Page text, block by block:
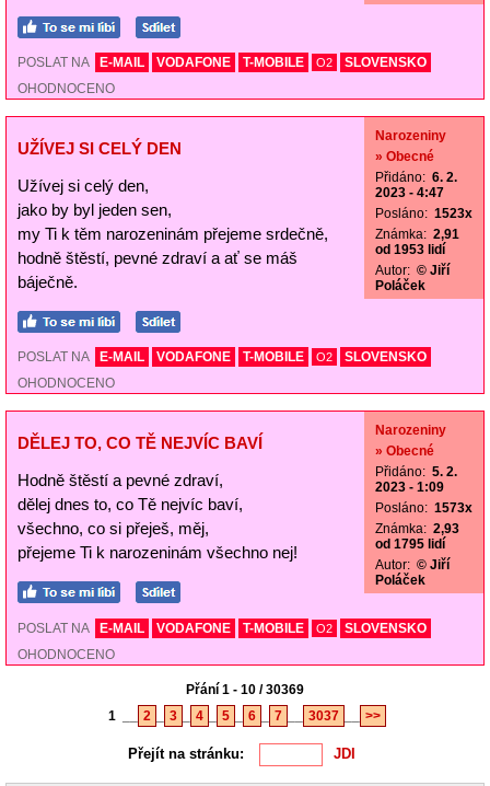
POSLAT NA E-MAIL VODAFONE T-MOBILE O2
SLOVENSKO
OHODNOCENO
UŽÍVEJ SI CELÝ DEN
Užívej si celý den,
jako by byl jeden sen,
my Ti k těm narozeninám přejeme srdečně,
hodně štěstí, pevné zdraví a ať se máš
báječně.
Narozeniny
» Obecné
Přidáno: 6. 2.
2023 - 4:47
Posláno: 1523x
Známka: 2,91
od 1953 lidí
Autor: © Jiří
Poláček
POSLAT NA E-MAIL VODAFONE T-MOBILE O2
SLOVENSKO
OHODNOCENO
DĚLEJ TO, CO TĚ NEJVÍC BAVÍ
Hodně štěstí a pevné zdraví,
dělej dnes to, co Tě nejvíc baví,
všechno, co si přeješ, měj,
přejeme Ti k narozeninám všechno nej!
Narozeniny
» Obecné
Přidáno: 5. 2.
2023 - 1:09
Posláno: 1573x
Známka: 2,93
od 1795 lidí
Autor: © Jiří
Poláček
POSLAT NA E-MAIL VODAFONE T-MOBILE O2
SLOVENSKO
OHODNOCENO
Přání 1 - 10 / 30369
1
2 3 4 5 6 7 3037 >>
Přejít na stránku: